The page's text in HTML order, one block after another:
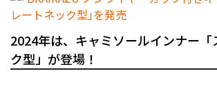
2024年は、キャミソールインナー「
ク型」が登場！